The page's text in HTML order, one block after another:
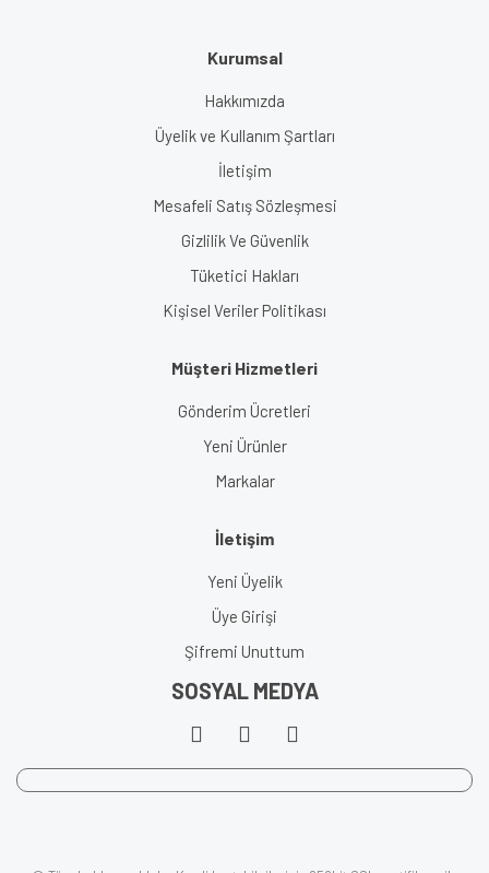
Kurumsal
Hakkımızda
Üyelik ve Kullanım Şartları
İletişim
Mesafeli Satış Sözleşmesi
Gizlilik Ve Güvenlik
Tüketici Hakları
Kişisel Veriler Politikası
Müşteri Hizmetleri
Gönderim Ücretleri
Yeni Ürünler
Markalar
İletişim
Yeni Üyelik
Üye Girişi
Şifremi Unuttum
SOSYAL MEDYA